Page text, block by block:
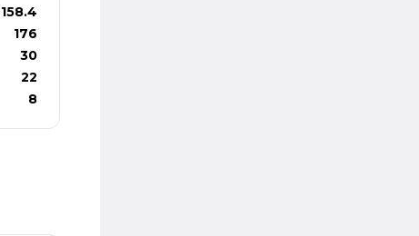
158.4
176
30
22
8